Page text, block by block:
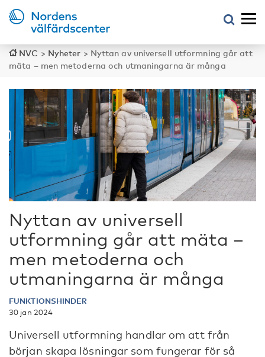
NVC > Nyheter > Nyttan av universell utformning går att
mäta – men metoderna och utmaningarna är många
Nyttan av universell
utformning går att mäta –
men metoderna och
utmaningarna är många
FUNKTIONSHINDER
30 jan 2024
Universell utformning handlar om att från
början skapa lösningar som fungerar för så